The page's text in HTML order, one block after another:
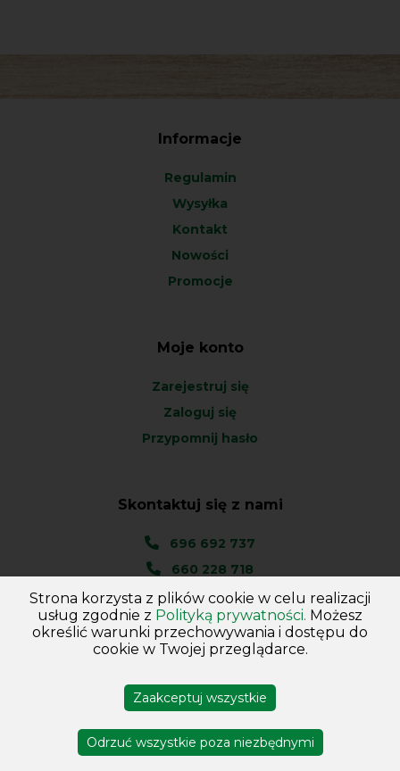
Informacje
Regulamin
Wysyłka
Kontakt
Nowości
Promocje
Moje konto
Zarejestruj się
Zaloguj się
Przypomnij hasło
Skontaktuj się z nami
696 692 737
660 228 718
Ul. Węgierska 1A
46-045 Kotórz Mały
(woj. Opolskie)
Copyright © 2026 Hurtownia - Majster. Wszelkie prawa
Strona korzysta z plików cookie w celu realizacji
usług zgodnie z Polityką prywatności. Możesz
określić warunki przechowywania i dostępu do
cookie w Twojej przeglądarce.
Zaakceptuj wszystkie
Odrzuć wszystkie poza niezbędnymi